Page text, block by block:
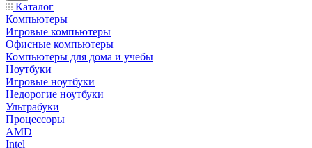
Каталог
Компьютеры
Игровые компьютеры
Офисные компьютеры
Компьютеры для дома и учебы
Ноутбуки
Игровые ноутбуки
Недорогие ноутбуки
Ультрабуки
Процессоры
AMD
Intel